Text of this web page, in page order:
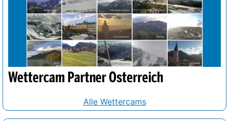
Wettercam Partner Österreich
Alle Wettercams